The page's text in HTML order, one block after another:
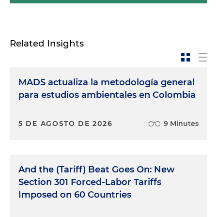
de intereses.
cambios en la regulación?
Bueno, lo primero es que se cambia
tenemos una definición mucho más amplia que
considera conflicto de interés cualquier situación
independencia de la administradora, tomar una
sociedades, fideicomisos, parientes, etcétera. Otros
cambios muy importantes que tal vez quisiera
resaltar es hay un procedimiento detallado para
obtener las autorizaciones de la asamblea general
Related Insights
MADS actualiza la metodología general
para estudios ambientales en Colombia
5 DE AGOSTO DE 2026 9 Minutes
And the (Tariff) Beat Goes On: New
Section 301 Forced-Labor Tariffs
Imposed on 60 Countries